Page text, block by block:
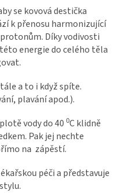
se kovová destička
k přenosu harmonizující
Díky vodivosti
energie do celého těla
a to i když spíte.
plavání apod.).
vody do 40 0C klidně
Pak jej nechte
na zápěstí.
péči a představuje